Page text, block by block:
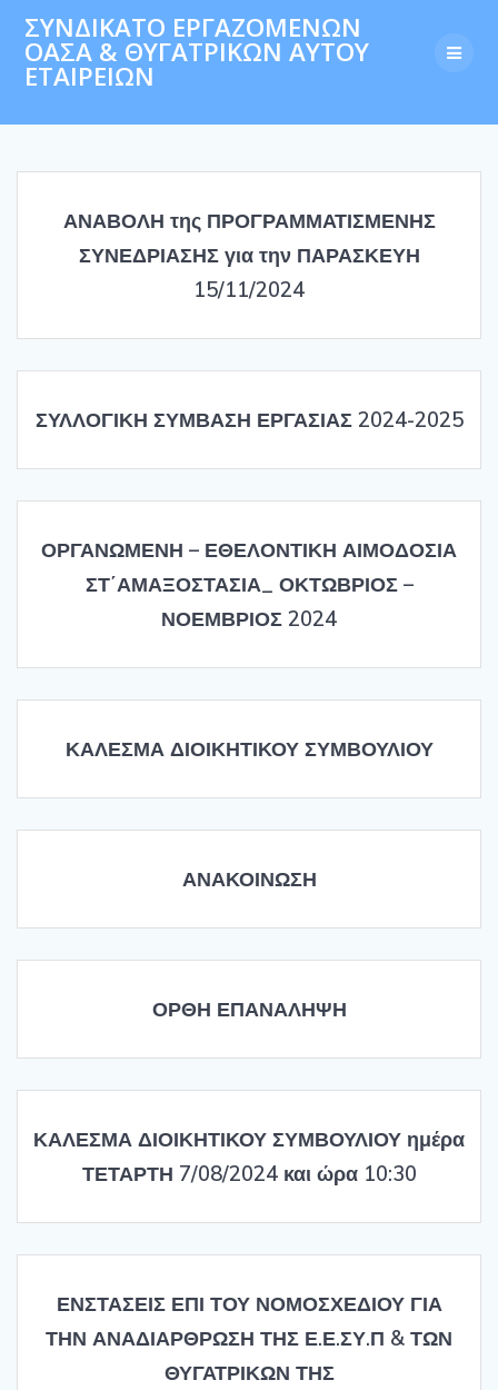
to
content
ΣΥΝΔΙΚΑΤΟ ΕΡΓΑΖΟΜΕΝΩΝ
ΟΑΣΑ & ΘΥΓΑΤΡΙΚΩΝ ΑΥΤΟΥ
ΕΤΑΙΡΕΙΩΝ
ΑΝΑΒΟΛΗ της ΠΡΟΓΡΑΜΜΑΤΙΣΜΕΝΗΣ
ΣΥΝΕΔΡΙΑΣΗΣ για την ΠΑΡΑΣΚΕΥΗ
15/11/2024
ΣΥΛΛΟΓΙΚΗ ΣΥΜΒΑΣΗ ΕΡΓΑΣΙΑΣ 2024-2025
ΟΡΓΑΝΩΜΕΝΗ – ΕΘΕΛΟΝΤΙΚΗ ΑΙΜΟΔΟΣΙΑ
ΣΤ΄ΑΜΑΞΟΣΤΑΣΙΑ_ ΟΚΤΩΒΡΙΟΣ –
ΝΟΕΜΒΡΙΟΣ 2024
ΚΑΛΕΣΜΑ ΔΙΟΙΚΗΤΙΚΟΥ ΣΥΜΒΟΥΛΙΟΥ
ΑΝΑΚΟΙΝΩΣΗ
ΟΡΘΗ ΕΠΑΝΑΛΗΨΗ
ΚΑΛΕΣΜΑ ΔΙΟΙΚΗΤΙΚΟΥ ΣΥΜΒΟΥΛΙΟΥ ημέρα
ΤΕΤΑΡΤΗ 7/08/2024 και ώρα 10:30
ΕΝΣΤΑΣΕΙΣ ΕΠΙ ΤΟΥ ΝΟΜΟΣΧΕΔΙΟΥ ΓΙΑ
ΤΗΝ ΑΝΑΔΙΑΡΘΡΩΣΗ ΤΗΣ Ε.Ε.ΣΥ.Π & ΤΩΝ
ΘΥΓΑΤΡΙΚΩΝ ΤΗΣ